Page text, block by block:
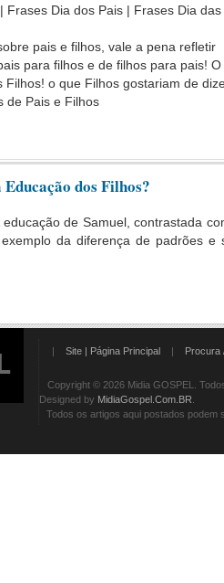
pais e filhos, vale a pena refletir
para filhos e de filhos para pais! O
Filhos! o que Filhos gostariam de
de Pais e Filhos
dos Filhos?
educação de Samuel, contrastada
da diferença de padrões e
| Site | Página Principal | Procura
Copyright © 2026 Midia GOSPEL.
Designed by MidiaGospel.Com.BR
Todos os artigos aqui postados podem